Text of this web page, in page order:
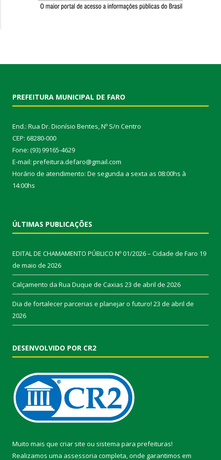
PREFEITURA MUNICIPAL DE FARO
End.: Rua Dr. Dionísio Bentes, Nº S/n Centro
CEP: 68280-000
Fone: (93) 99165-4629
E-mail: prefeitura.defaro@gmail.com
Horário de atendimento: De segunda a sexta as 08:00hs à
14:00hs
ÚLTIMAS PUBLICAÇÕES
EDITAL DE CHAMAMENTO PÚBLICO Nº 01/2026 – Cidade de Faro 19
de maio de 2026
Calçamento da Rua Duque de Caxias 23 de abril de 2026
Dia de fortalecer parcerias e planejar o futuro! 23 de abril de
2026
DESENVOLVIDO POR CR2
Muito mais que criar site ou sistema para prefeituras!
Realizamos uma assessoria completa, onde garantimos em